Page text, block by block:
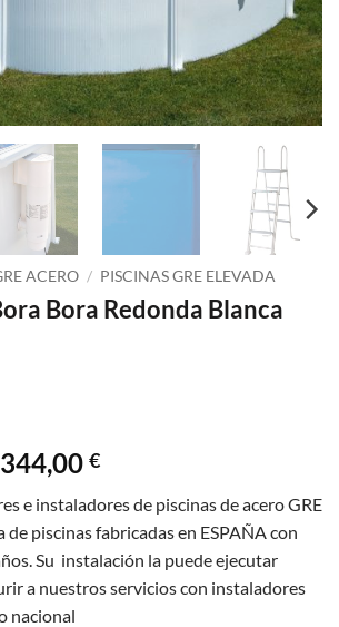
ACERO / PISCINAS GRE ELEVADA
Bora Redonda Blanca
€Rango
precios:
desde
879,00 €
hasta
e instaladores de piscinas de acero GRE
de piscinas fabricadas en ESPAÑA con
Su instalación la puede ejecutar
a nuestros servicios con instaladores
nacional